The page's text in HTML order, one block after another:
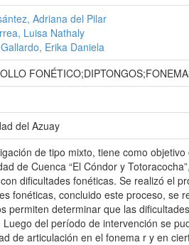
Adriana del Pilar
Luisa Nathaly
Erika Daniela
del Azuay
de tipo mixto, tiene como
de Cuenca “El Cóndor y
dificultades fonéticas. Se realizó el
fonéticas, concluido este proceso, se
permiten determinar que las
del período de intervención se
de articulación en el fonema r y en